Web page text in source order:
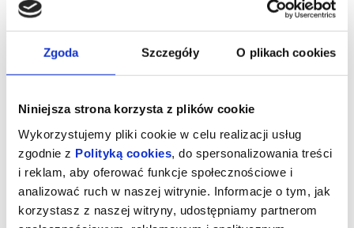
Zgoda Szczegóły O plikach cookies
Niniejsza strona korzysta z plików cookie
Wykorzystujemy pliki cookie w celu realizacji usług
zgodnie z Polityką cookies , do spersonalizowania treści
i reklam, aby oferować funkcje społecznościowe i
analizować ruch w naszej witrynie. Informacje o tym, jak
korzystasz z naszej witryny, udostępniamy partnerom
Gala Disco Kraśnik 2026
Po kilku latach nieobecności na kraśnickiej scenie wraca
wyczekiwana Gala „Disco Kraśnik”!
Już5 czerwcazapraszamy wszystkich miłośników dobrej
zabawy do Amfiteatru Kraśnickiegona wyjątkowy koncert „Disco
Kraśnik”!
Przygotowujemy dla Was wieczór pełen największych hitów,
tanecznych rytmów i niesamowitej atmosfery pod gołym niebem.
Na scenie wystąpią gwiazdy, które od lat rozgrzewają publiczność